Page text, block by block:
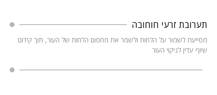
תערובת זרעי חוחובה
מסייעת לשמור על הלחות ולשמר את מחסום הלחות של העור, תוך קידום
שיוף עדין לניקוי העור